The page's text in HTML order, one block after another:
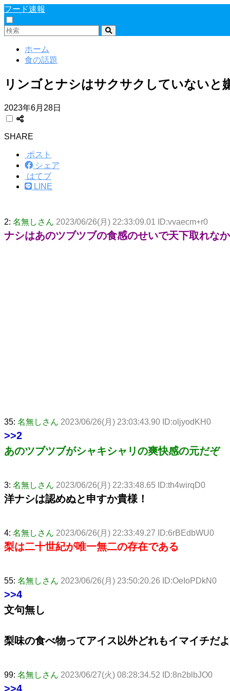
フード速報
ホーム
食の話題
リンゴとナシはサクサクしていない
2023年6月28日
SHARE
ポスト
シェア
はてブ
LINE
2: 名無しさん 2023/06/26(月) 22:33:09.01 ID:vvaecm+r0
ナシはあのツブツブの食感のせいで天下取れな
35: 名無しさん 2023/06/26(月) 23:03:43.90 ID:oljyodKH0
>>2
あのツブツブがシャキシャリの爽快感の元だぞ
3: 名無しさん 2023/06/26(月) 22:33:48.65 ID:th4wirqD0
洋ナシは認めぬと申すか貴様！
4: 名無しさん 2023/06/26(月) 22:33:49.27 ID:6rBEdbWU0
梨は二十世紀が唯一無二の存在である
55: 名無しさん 2023/06/26(月) 23:50:20.26 ID:OeIoPDkN0
>>4
文句無し
梨味の食べ物ってアイス以外どれもイマイチだ
99: 名無しさん 2023/06/27(火) 08:28:34.52 ID:8n2blbJO0
>>4